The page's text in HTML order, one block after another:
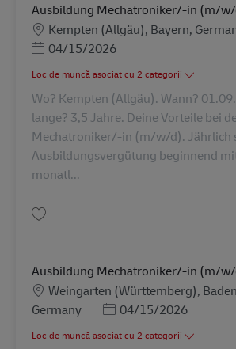
Ausbildung Mechatroniker/-in (m/
Locație
Kempten (Allgäu), Bayern,
Posted Date
04/15/2026
Loc de muncă asociat cu 2 categorii
Wo? Kempten (Allgäu). Wann?
lange? 3,5 Jahre. Deine Vorteile bei
Mechatroniker/-in (m/w/d). Jährlich
Ausbildungsvergütung beginnend
monatl...
Ausbildung Mechatroniker/-in (m/
Locație
Weingarten (Württemberg),
Germany
Posted Date
04/15/2026
Loc de muncă asociat cu 2 categorii